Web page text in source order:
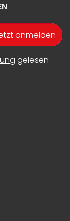
anmelden
gelesen